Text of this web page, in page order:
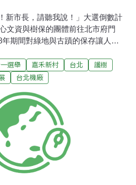
新市長，請聽我說！」大選倒數計
文資與樹保的團體前往北市府門
期間對綠地與古蹟的保存讓人失
市長」；更向下任市長喊話，不但
多聽市民意見，保留綠地與歷史文
故居等民間團體出面，呼籲郝市府
與樂生院周邊捷運工程，以免毀壞
成審議程序的松菸、台北機場、羅
等案，也應先停手。民間團體痛
城130週年，遺憾的是，市府選擇
台北風華」，反而一次次破壞真正
築。市府熱衷於「文創」、「不知
選舉 嘉禾新村 台北
護樹
台北機廠